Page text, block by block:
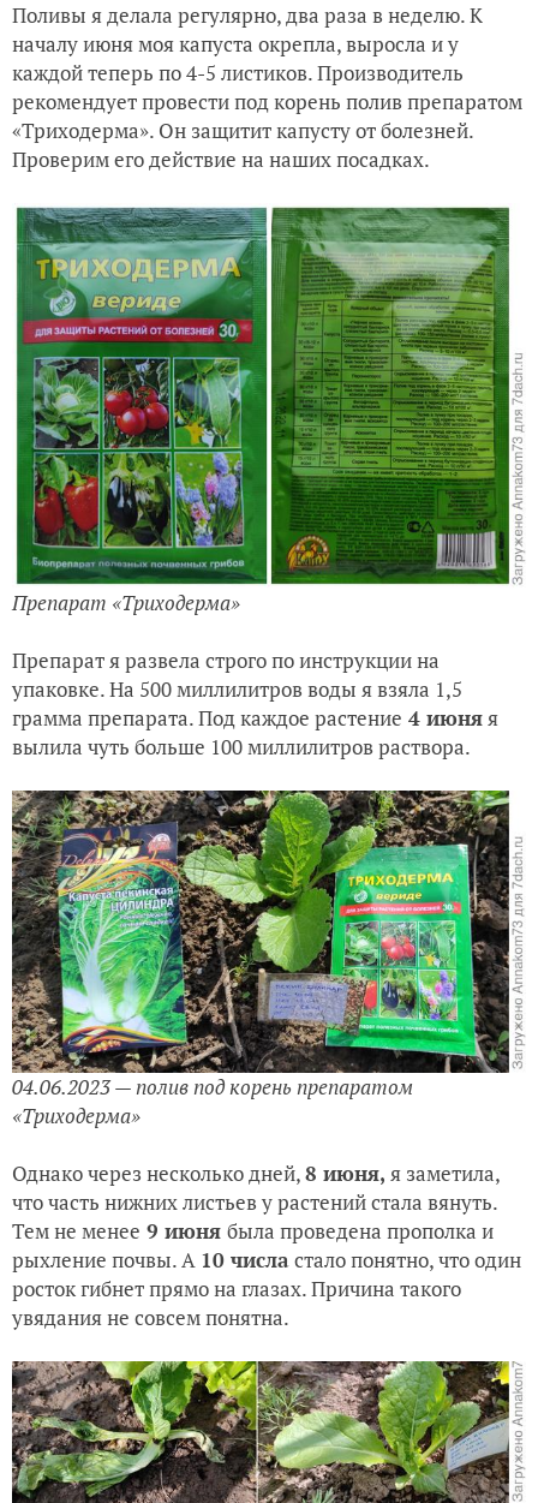
Поливы я делала регулярно, два раза в неделю. К
началу июня моя капуста окрепла, выросла и у
каждой теперь по 4-5 листиков. Производитель
рекомендует провести под корень полив препаратом
«Триходерма». Он защитит капусту от болезней.
Проверим его действие на наших посадках.
Препарат «Триходерма»
Препарат я развела строго по инструкции на
упаковке. На 500 миллилитров воды я взяла 1,5
грамма препарата. Под каждое растение 4 июняя
вылила чуть больше 100 миллилитров раствора.
04.06.2023 — полив под корень препаратом
«Триходерма»
Однако через несколько дней,8 июня, я заметила,
что часть нижних листьев у растений стала вянуть.
Тем не менее 9 июня была проведена прополка и
рыхление почвы. А 10 числастало понятно, что один
росток гибнет прямо на глазах. Причина такого
увядания не совсем понятна.